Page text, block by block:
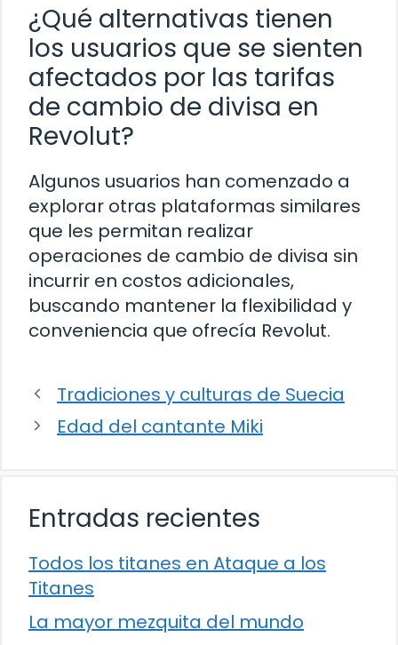
¿Qué alternativas tienen
los usuarios que se sienten
afectados por las tarifas
de cambio de divisa en
Revolut?
Algunos usuarios han comenzado a
explorar otras plataformas similares
que les permitan realizar
operaciones de cambio de divisa sin
incurrir en costos adicionales,
buscando mantener la flexibilidad y
conveniencia que ofrecía Revolut.
Tradiciones y culturas de Suecia
Edad del cantante Miki
Entradas recientes
Todos los titanes en Ataque a los
Titanes
La mayor mezquita del mundo